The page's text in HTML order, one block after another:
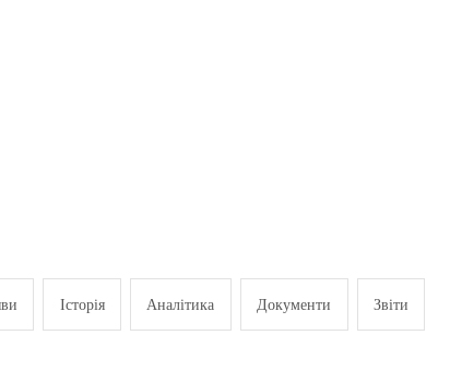
Історія Аналітика Документи Звіти